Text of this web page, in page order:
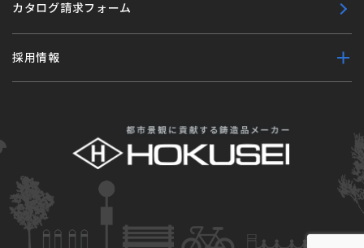
カタログ請求フォーム
採用情報